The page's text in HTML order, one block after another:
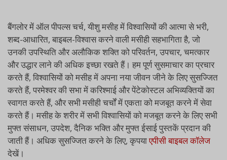
बैंगलोर में ऑल पीपल्स चर्च, यीशु मसीह में विश्वासियों की आत्मा से भरी,
शब्द-आधारित, बाइबल-विश्वास करने वाली मसीही सहभागिता है, जो
उनकी उपस्थिति और अलौकिक शक्ति को परिवर्तन, उपचार, चमत्कार
और उद्धार लाने की अधिक इच्छा रखते हैं। हम पूर्ण सुसमाचार का प्रचार
करते हैं, विश्वासियों को मसीह में अपना नया जीवन जीने के लिए सुसज्जित
करते हैं, परमेश्वर की सभा में करिश्माई और पेंटेकोस्टल अभिव्यक्तियों का
स्वागत करते हैं, और सभी मसीही चर्चों में एकता को मजबूत करने में सेवा
करते हैं। मसीह के शरीर में सभी विश्वासियों को मजबूत करने के लिए सभी
मुफ्त संसाधन, उपदेश, दैनिक भक्ति और मुफ्त ईसाई पुस्तकें प्रदान की
जाती हैं। अधिक सुसज्जित करने के लिए, कृपयाएपीसी बाइबल कॉलेज
देखें।